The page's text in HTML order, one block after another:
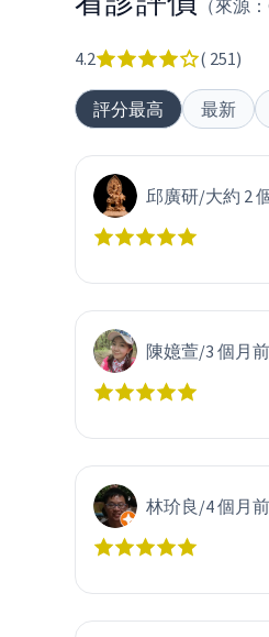
（來源
4.2 ( 251)
評分最高 最新
邱廣研/大約 2
陳嬑萱/3 個月前
林玠良 /4 個月前